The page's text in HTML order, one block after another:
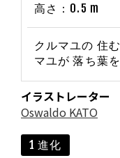
高さ：0.5 m
クルマユの 住
マユが 落ち葉
イラストレーター
Oswaldo KATO
1 進化